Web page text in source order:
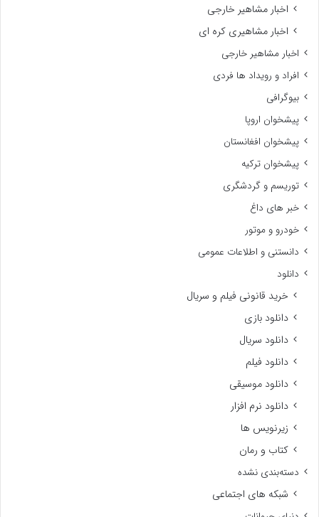
اخبار مشاهیر خارجی
اخبار مشاهیری کره ای
اخبار مشاهیر خارجی
افراد و رویداد ها فردی
بیوگرافی
پیشخوان اروپا
پیشخوان افغانستان
پیشخوان ترکیه
توریسم و گردشگری
خبر های داغ
خودرو و موتور
دانستنی و اطلاعات عمومی
دانلود
خرید قانونی فیلم و سریال
دانلود بازی
دانلود سریال
دانلود فیلم
دانلود موسیقی
دانلود نرم افزار
زیرنویس ها
کتاب و رمان
دسته‌بندی نشده
شبکه های اجتماعی